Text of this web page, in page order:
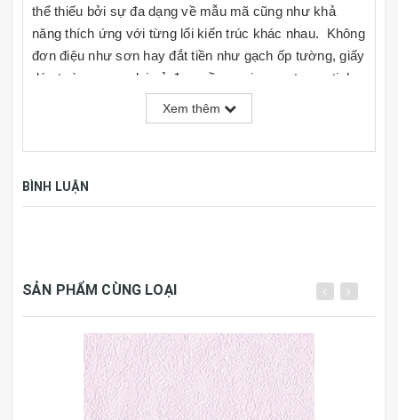
thể thiếu bởi sự đa dạng về mẫu mã cũng như khả
năng thích ứng với từng lối kiến trúc khác nhau. Không
đơn điệu như sơn hay đắt tiền như gạch ốp tường, giấy
dán tường mang lại vẻ đẹp mềm mại, sang trọng, tinh
chọn, đồng thời giá cả cũng rất phải chăng. Cùng với
nhau trong căn phòng.
Bề mặt phủ clemastic
Chống trầy xước
Dễ dàng cọ rửa bề mặt bằng xà phòng, nước, khăn
Khả năng chịu kiềm, axit
Xem thêm
BÌNH LUẬN
SẢN PHẨM CÙNG LOẠI